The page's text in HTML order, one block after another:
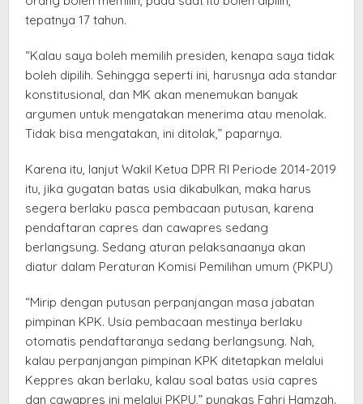
tepatnya 17 tahun.
“Kalau saya boleh memilih presiden, kenapa saya tidak
boleh dipilih. Sehingga seperti ini, harusnya ada standar
konstitusional, dan MK akan menemukan banyak
argumen untuk mengatakan menerima atau menolak.
Tidak bisa mengatakan, ini ditolak,” paparnya.
Karena itu, lanjut Wakil Ketua DPR RI Periode 2014-2019
itu, jika gugatan batas usia dikabulkan, maka harus
segera berlaku pasca pembacaan putusan, karena
pendaftaran capres dan cawapres sedang
berlangsung. Sedang aturan pelaksanaanya akan
diatur dalam Peraturan Komisi Pemilihan umum (PKPU)
“Mirip dengan putusan perpanjangan masa jabatan
pimpinan KPK. Usia pembacaan mestinya berlaku
otomatis pendaftaranya sedang berlangsung. Nah,
kalau perpanjangan pimpinan KPK ditetapkan melalui
Keppres akan berlaku, kalau soal batas usia capres
dan cawapres ini melalui PKPU,” pungkas Fahri Hamzah.